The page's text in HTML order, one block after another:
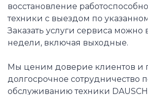
восстановление
техники с выездом по
Заказать услуги сервиса
недели, включая выходные.
Мы ценим доверие клиентов и
долгосрочное сотрудничество
обслуживанию техники